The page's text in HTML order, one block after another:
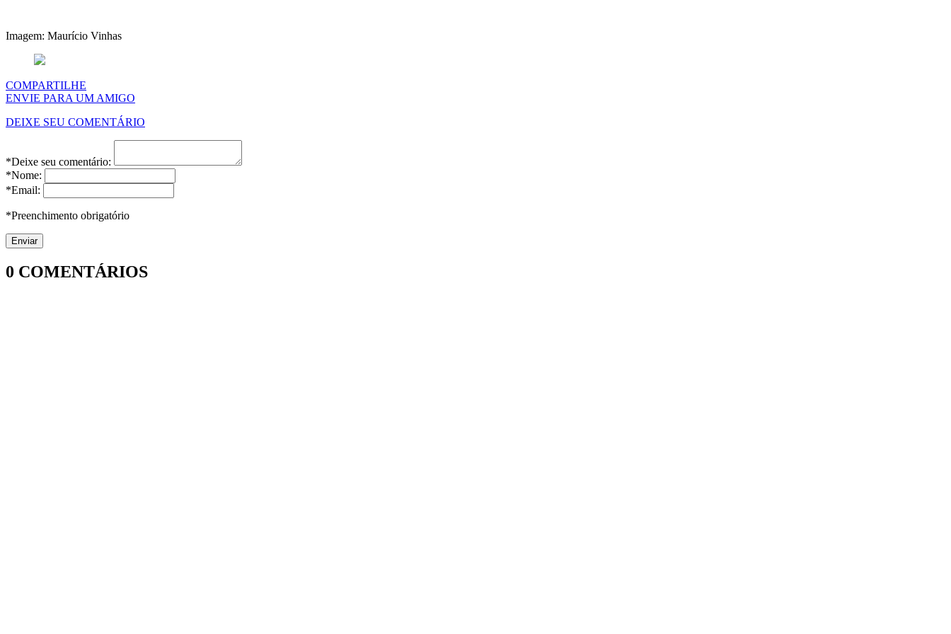
Imagem: Maurício Vinhas
COMPARTILHE
ENVIE PARA UM AMIGO
DEIXE SEU COMENTÁRIO
*Deixe seu comentário:
*Nome:
*Email:
*Preenchimento obrigatório
0 COMENTÁRIOS